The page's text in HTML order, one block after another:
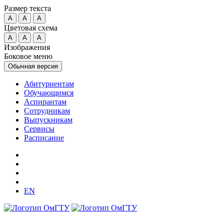
Размер текста
A A A
Цветовая схема
A A A
Изображения
Боковое меню
Обычная версия
Абитуриентам
Обучающимся
Аспирантам
Сотрудникам
Выпускникам
Сервисы
Расписание
EN